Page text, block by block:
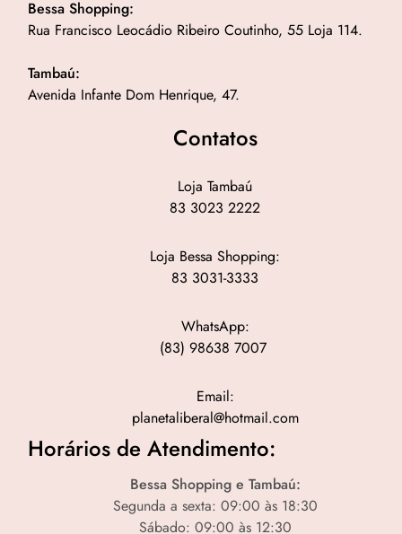
Bessa Shopping:
Rua Francisco Leocádio Ribeiro Coutinho, 55 Loja 114.
Tambaú:
Avenida Infante Dom Henrique, 47.
Contatos
Loja Tambaú
83 3023 2222
Loja Bessa Shopping:
83 3031-3333
WhatsApp:
(83) 98638 7007
Email:
planetaliberal@hotmail.com
Horários de Atendimento:
Bessa Shopping e Tambaú:
Segunda a sexta: 09:00 às 18:30
Sábado: 09:00 às 12:30